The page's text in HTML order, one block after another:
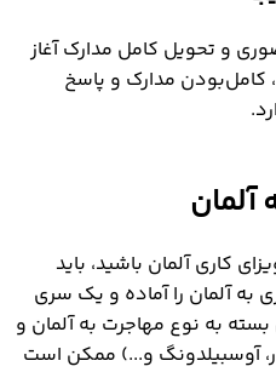
و تحویل کامل مدارک آغاز
کامل‌بودن مدارک و پاسخ
آلمان
کاری آلمان باشید، باید
به آلمان را آماده و یک سری
به نوع مهاجرت به آلمان و
آوسبیلدونگ و...) ممکن است